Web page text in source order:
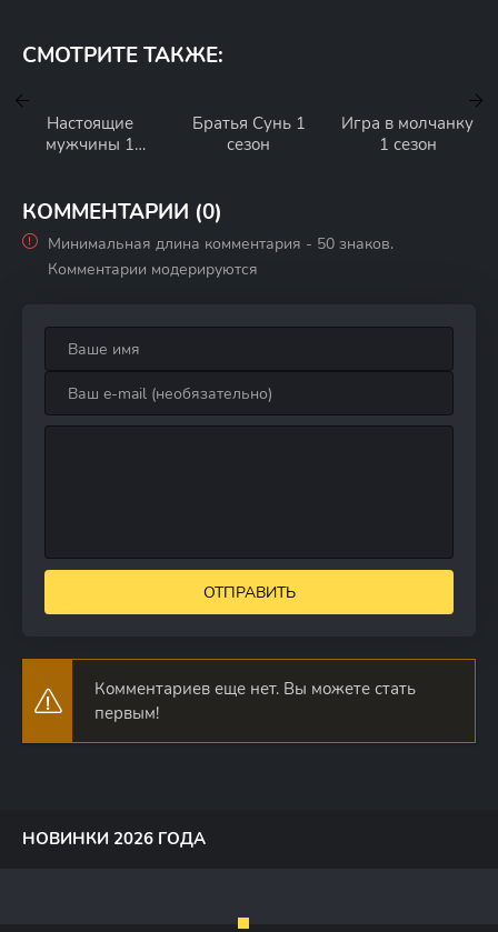
СМОТРИТЕ ТАКЖЕ:
Настоящие
мужчины 1
Братья Сунь 1
сезон
Игра в молчанку
1 сезон
КОММЕНТАРИИ (0)
Минимальная длина комментария - 50 знаков.
Комментарии модерируются
ОТПРАВИТЬ
Комментариев еще нет. Вы можете стать
первым!
НОВИНКИ 2026 ГОДА